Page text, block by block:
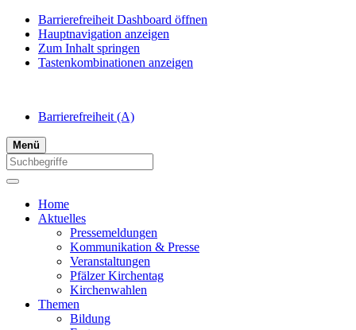
Barrierefreiheit Dashboard öffnen
Hauptnavigation anzeigen
Zum Inhalt springen
Tastenkombinationen anzeigen
Barrierefreiheit (A)
Menü
Home
Aktuelles
Pressemeldungen
Kommunikation & Presse
Veranstaltungen
Pfälzer Kirchentag
Kirchenwahlen
Themen
Bildung